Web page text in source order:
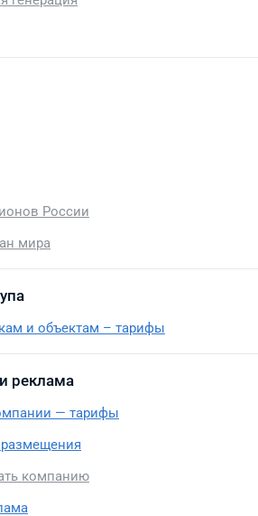
России
мира
и объектам – тарифы
реклама
— тарифы
компанию